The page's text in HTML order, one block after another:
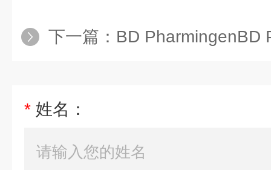
下一篇： BD PharmingenBD
* 姓名：